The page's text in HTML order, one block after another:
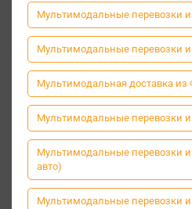
Мультимодальные перевозки
Мультимодальные перевозки
Мультимодальная доставка
Мультимодальные перевозки
Мультимодальные перевозки
авто)
Мультимодальные перевозки